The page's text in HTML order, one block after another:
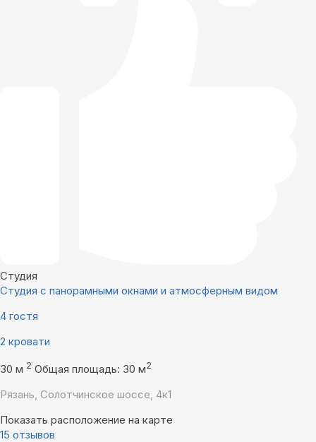
Студия
Студия с панорамными окнами и атмосферным видом
4 гостя
2 кровати
30 м 2 Общая площадь: 30 м2
Рязань, Солотчинское шоссе, 4к1
Показать расположение на карте
15 отзывов